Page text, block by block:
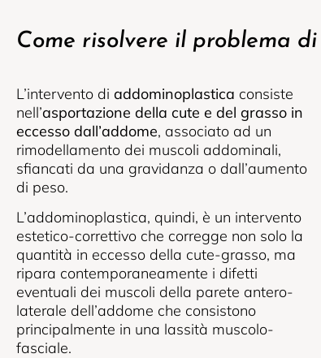
Come risolvere il problema
L’intervento di addominoplastica consiste
nell’asportazione della cute e del grasso in
eccesso dall’addome, associato ad un
rimodellamento dei muscoli addominali,
sfiancati da una gravidanza o dall’aumento
di peso.
L’addominoplastica, quindi, è un intervento
estetico-correttivo che corregge non solo la
quantità in eccesso della cute-grasso, ma
ripara contemporaneamente i difetti
eventuali dei muscoli della parete antero-
laterale dell’addome che consistono
principalmente in una lassità muscolo-
fasciale.